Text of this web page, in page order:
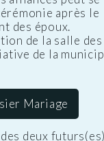
après le
des époux.
de la salle
de la
Mariage
deux